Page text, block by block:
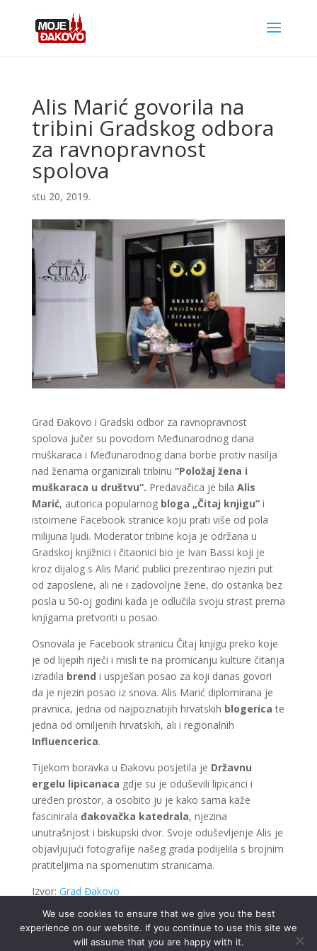
Alis Marić govorila na
tribini Gradskog odbora
za ravnopravnost
spolova
stu 20, 2019.
Grad Đakovo i Gradski odbor za ravnopravnost
spolova jučer su povodom Međunarodnog dana
muškaraca i Međunarodnog dana borbe protiv nasilja
nad ženama organizirali tribinu “Položaj žena i
muškaraca u društvu”. Predavačica je bila Alis
Marić, autorica popularnog bloga „Čitaj knjigu“i
istoimene Facebook stranice koju prati više od pola
milijuna ljudi. Moderator tribine koja je održana u
Gradskoj knjižnici i čitaonici bio je Ivan Bassi koji je
kroz dijalog s Alis Marić publici prezentirao njezin put
od zaposlene, ali ne i zadovoljne žene, do ostanka bez
posla u 50-oj godini kada je odlučila svoju strast prema
knjigama pretvoriti u posao.
Osnovala je Facebook stranicu Čitaj knjigu preko koje
je od lijepih riječi i misli te na promicanju kulture čitanja
izradila brend i uspješan posao za koji danas govori
da je njezin posao iz snova. Alis Marić diplomirana je
pravnica, jedna od najpoznatijih hrvatskih blogerica te
jedna od omiljenih hrvatskih, ali i regionalnih
Influencerica.
Tijekom boravka u Đakovu posjetila je Državnu
ergelu lipicanaca gdje su je oduševili lipicanci i
uređen prostor, a osobito ju je kako sama kaže
fascinirala đakovačka katedrala, njezina
unutrašnjost i biskupski dvor. Svoje oduševljenje Alis je
objavljujući fotografije našeg grada podijelila s brojnim
pratiteljima na spomenutim stranicama.
Izvor: Grad Đakovo
We use cookies to ensure that we give you the best
experience on our website. If you continue to use this site we
will assume that you are happy with it.